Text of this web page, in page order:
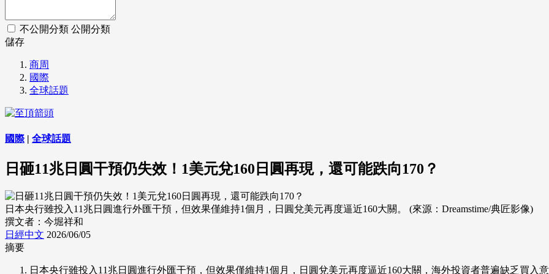
不公開分類 公開分類
儲存
商周
國際
全球話題
國際| 全球話題
日砸11兆日圓干預仍失效！1美元兌160日圓再現，還可能跌向170？
日本央行雖投入11兆日圓進行外匯干預，但效果僅維持1個月，日圓兌美元再度逼近160大關。 (來源：Dreamstime/典匠影像)
撰文者：今堀祥和
日經中文 2026/06/05
摘要
日本央行雖投入11兆日圓進行外匯干預，但效果僅維持1個月，日圓兌美元再度逼近160大關，海外投資者普遍缺乏買入